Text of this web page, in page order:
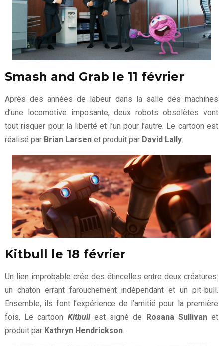
Smash and Grab le 11 février
Après des années de labeur dans la salle des machines
d’une locomotive imposante, deux robots obsolètes vont
tout risquer pour la liberté et l’un pour l’autre. Le cartoon est
réalisé par Brian Larsen et produit par David Lally.
Kitbull le 18 février
Un lien improbable crée des étincelles entre deux créatures:
un chaton errant farouchement indépendant et un pit-bull.
Ensemble, ils font l’expérience de l’amitié pour la première
fois. Le cartoon Kitbullest signé de Rosana Sullivanet
produit par Kathryn Hendrickson